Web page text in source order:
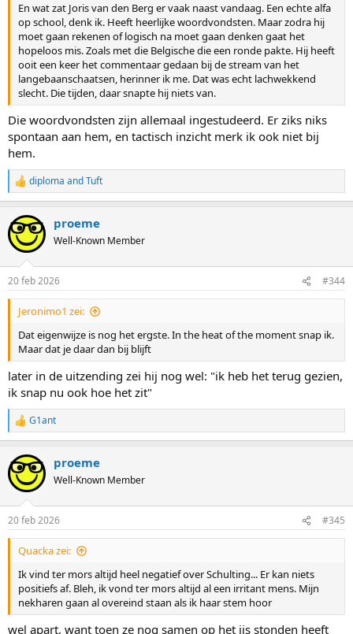
En wat zat Joris van den Berg er vaak naast vandaag. Een echte alfa
op school, denk ik. Heeft heerlijke woordvondsten. Maar zodra hij
moet gaan rekenen of logisch na moet gaan denken gaat het
hopeloos mis. Zoals met die Belgische die een ronde pakte. Hij heeft
ooit een keer het commentaar gedaan bij de stream van het
langebaanschaatsen, herinner ik me. Dat was echt lachwekkend
slecht. Die tijden, daar snapte hij niets van.
Die woordvondsten zijn allemaal ingestudeerd. Er ziks niks
spontaan aan hem, en tactisch inzicht merk ik ook niet bij
hem.
R
e
c
t
i
s
:
diploma andTuft
proeme
Well-Known Member
20 feb 2026 #344
Jeronimo1 zei:
Dat eigenwijze is nog het ergste. In the heat of the moment snap ik.
Maar dat je daar dan bij blijft
later in de uitzending zei hij nog wel: "ik heb het terug gezien,
ik snap nu ook hoe het zit"
R
e
c
t
i
s
:
G1ant
proeme
Well-Known Member
20 feb 2026 #345
Quacka zei:
Ik vind ter mors altijd heel negatief over Schulting... Er kan niets
positiefs af. Bleh, ik vond ter mors altijd al een irritant mens. Mijn
nekharen gaan al overeind staan als ik haar stem hoor
wel apart, want toen ze nog samen op het ijs stonden heeft